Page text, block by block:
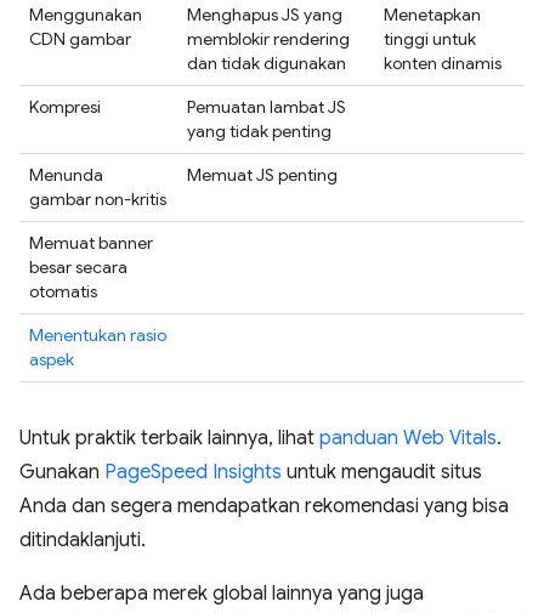
Menggunakan
CDN gambar
Menghapus JS yang
memblokir rendering
dan tidak digunakan
Menetapkan
tinggi untuk
konten dinamis
Kompresi
Pemuatan lambat JS
yang tidak penting
Menunda
gambar non-kritis
Memuat JS penting
Memuat banner
besar secara
otomatis
Menentukan rasio
aspek
Untuk praktik terbaik lainnya, lihat panduan Web Vitals.
Gunakan PageSpeed Insights untuk mengaudit situs
Anda dan segera mendapatkan rekomendasi yang bisa
ditindaklanjuti.
Ada beberapa merek global lainnya yang juga